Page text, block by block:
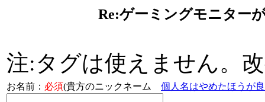
Re:ゲーミングモニター
注:タグは使えません。
お名前： 必須(貴方のニックネーム 個人名はやめたほうが